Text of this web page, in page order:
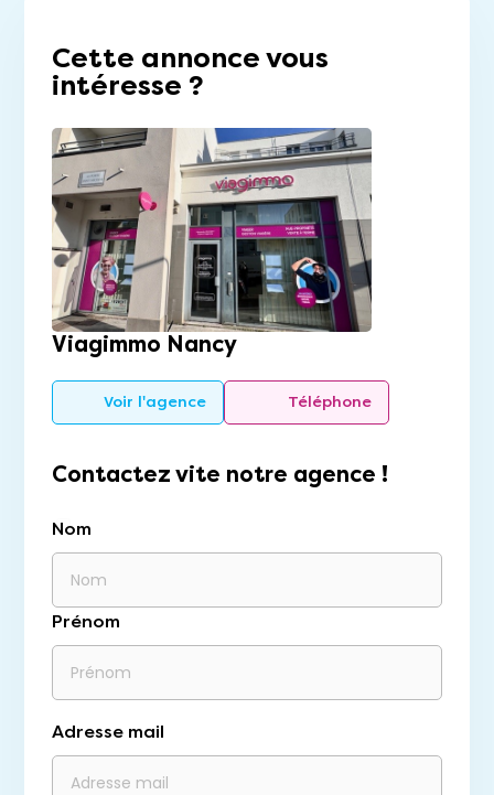
Cette annonce vous
intéresse ?
Viagimmo Nancy
Voir l'agence Téléphone
Contactez vite notre agence !
Nom
Prénom
Adresse mail